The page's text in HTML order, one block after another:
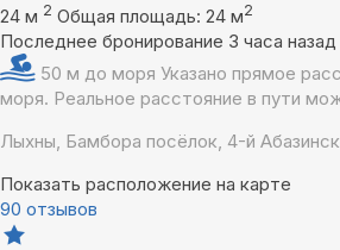
24 м 2 Общая площадь: 24 м2
Последнее бронирование 3 часа назад
50 м до моря Указано прямое
моря. Реальное расстояние в пути
Лыхны, Бамбора посёлок, 4-й
Показать расположение на карте
90 отзывов